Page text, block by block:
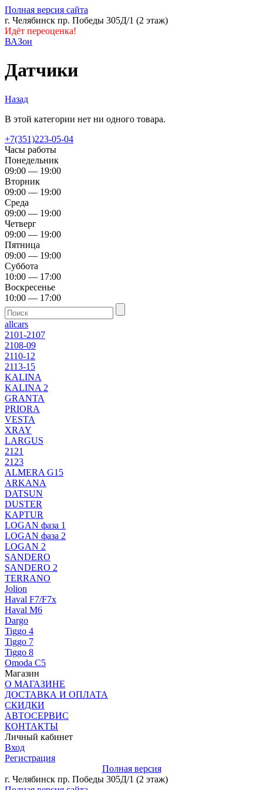
Полная версия сайта
г. Челябинск пр. Победы 305Д/1 (2 этаж)
Идёт переоценка!
ВАЗон
Датчики
Назад
В этой категории нет ни одного товара.
+7(351)223-05-04
Часы работы
Понедельник
09:00 — 19:00
Вторник
09:00 — 19:00
Среда
09:00 — 19:00
Четверг
09:00 — 19:00
Пятница
09:00 — 19:00
Суббота
10:00 — 17:00
Воскресенье
10:00 — 17:00
allcars
2101-2107
2108-09
2110-12
2113-15
KALINA
KALINA 2
GRANTA
PRIORA
VESTA
XRAY
LARGUS
2121
2123
ALMERA G15
ARKANA
DATSUN
DUSTER
KAPTUR
LOGAN фаза 1
LOGAN фаза 2
LOGAN 2
SANDERO
SANDERO 2
TERRANO
Jolion
Haval F7/F7x
Haval M6
Dargo
Tiggo 4
Tiggo 7
Tiggo 8
Omoda C5
Магазин
О МАГАЗИНЕ
ДОСТАВКА И ОПЛАТА
СКИДКИ
АВТОСЕРВИС
КОНТАКТЫ
Личный кабинет
Вход
Регистрация
Полная версия
г. Челябинск пр. Победы 305Д/1 (2 этаж)